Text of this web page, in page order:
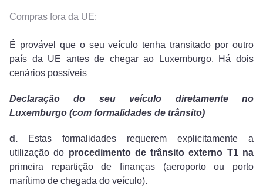
Compras fora da UE:
É provável que o seu veículo tenha transitado por outro
país da UE antes de chegar ao Luxemburgo. Há dois
cenários possíveis
Declaração do seu veículo diretamente no
Luxemburgo (com formalidades de trânsito)
d.
Estas formalidades requerem explicitamente a
utilização do procedimento de trânsito externo T1 na
primeira repartição de finanças (aeroporto ou porto
marítimo de chegada do veículo).